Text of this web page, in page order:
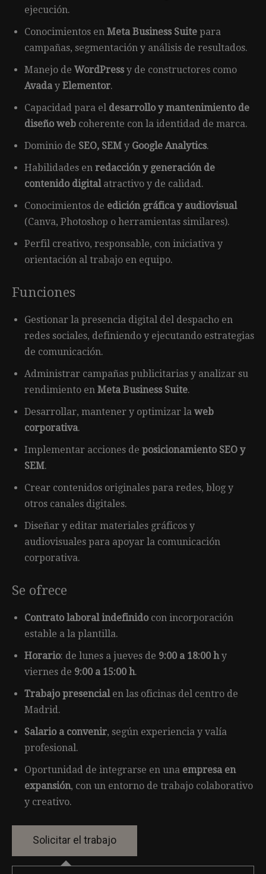
ejecución.
Conocimientos en Meta Business Suite para
campañas, segmentación y análisis de resultados.
Manejo de WordPress y de constructores como
Avada y Elementor.
Capacidad para el desarrollo y mantenimiento de
diseño web coherente con la identidad de marca.
Dominio de SEO, SEM y Google Analytics.
Habilidades en redacción y generación de
contenido digitalatractivo y de calidad.
Conocimientos de edición gráfica y audiovisual
(Canva, Photoshop o herramientas similares).
Perfil creativo, responsable, con iniciativa y
orientación al trabajo en equipo.
Funciones
Gestionar la presencia digital del despacho en
redes sociales, definiendo y ejecutando estrategias
de comunicación.
Administrar campañas publicitarias y analizar su
rendimiento en Meta Business Suite.
Desarrollar, mantener y optimizar la web
corporativa.
Implementar acciones de posicionamiento SEO y
SEM.
Crear contenidos originales para redes, blog y
otros canales digitales.
Diseñar y editar materiales gráficos y
audiovisuales para apoyar la comunicación
corporativa.
Se ofrece
Contrato laboral indefinido con incorporación
estable a la plantilla.
Horario: de lunes a jueves de 9:00 a 18:00 hy
viernes de 9:00 a 15:00 h.
Trabajo presencialen las oficinas del centro de
Madrid.
Salario a convenir, según experiencia y valía
profesional.
Oportunidad de integrarse en una empresa en
expansión, con un entorno de trabajo colaborativo
y creativo.